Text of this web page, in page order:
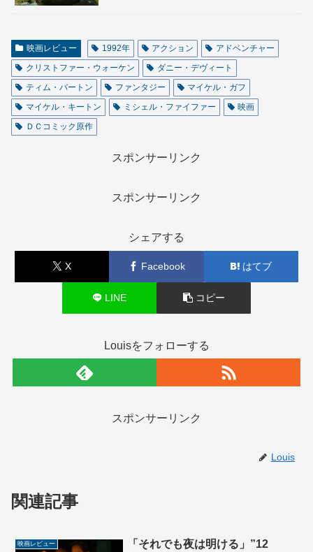
映画レビュー 1992年 アクション
アドベンチャー
クリストファー・ウォーケン
ダニー・デヴィート
ティム・バートン
ファンタジー
マイケル・ガフ
マイケル・キートン
ミシェル・ファイファー
映画
ＤＣコミック原作
スポンサーリンク
スポンサーリンク
シェアする
X Facebook はてブ
LINE コピー
Louisをフォローする
スポンサーリンク
Louis
関連記事
映画レビュー
「それでも夜は明ける」”12